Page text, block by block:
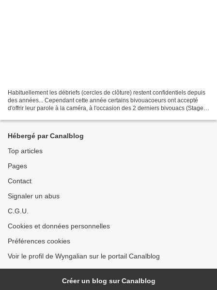
Habituellement les débriefs (cercles de clôture) restent confidentiels depuis
des années... Cependant cette année certains bivouacoeurs ont accepté
d'offrir leur parole à la caméra, à l'occasion des 2 derniers bivouacs (Stage
Hébergé par Canalblog
Top articles
Pages
Contact
Signaler un abus
C.G.U.
Cookies et données personnelles
Préférences cookies
Voir le profil de Wyngalian sur le portail Canalblog
Créer un blog sur Canalblog